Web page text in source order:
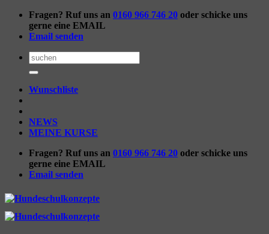
Zum
springen
Fragen? Ruf uns an 0160 966 746 20 oder schicke uns
gerne eine EMAIL
Email senden
Suchen
nach:
Wunschliste
NEWS
MEINE KURSE
Fragen? Ruf uns an 0160 966 746 20 oder schicke uns
gerne eine EMAIL
Email senden